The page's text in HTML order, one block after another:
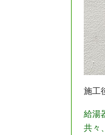
施工
給湯
共々